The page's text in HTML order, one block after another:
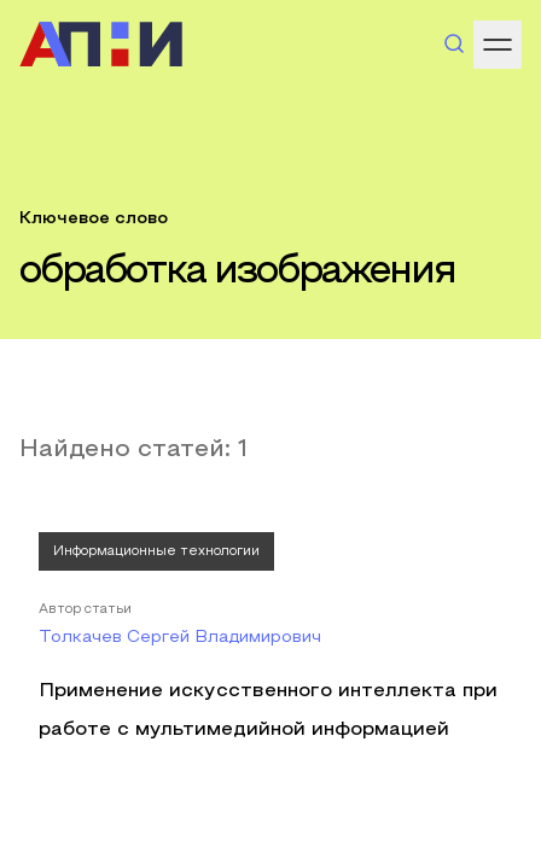
Ключевое слово
обработка изображения
Найдено статей: 1
Информационные технологии
Автор статьи
Толкачев Сергей Владимирович
Применение искусственного интеллекта при
работе с мультимедийной информацией